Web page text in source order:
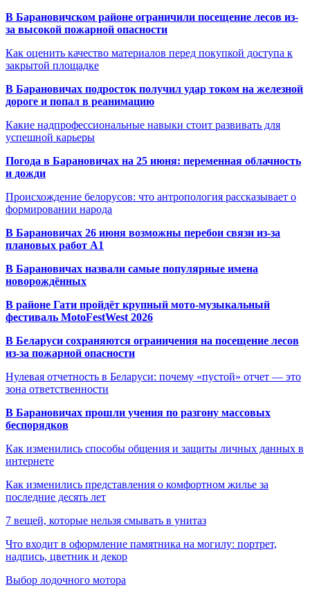
В Барановичском районе ограничили посещение лесов из-
за высокой пожарной опасности
Как оценить качество материалов перед покупкой доступа к
закрытой площадке
В Барановичах подросток получил удар током на железной
дороге и попал в реанимацию
Какие надпрофессиональные навыки стоит развивать для
успешной карьеры
Погода в Барановичах на 25 июня: переменная облачность
и дожди
Происхождение белорусов: что антропология рассказывает о
формировании народа
В Барановичах 26 июня возможны перебои связи из-за
плановых работ A1
В Барановичах назвали самые популярные имена
новорождённых
В районе Гати пройдёт крупный мото-музыкальный
фестиваль MotoFestWest 2026
В Беларуси сохраняются ограничения на посещение лесов
из-за пожарной опасности
Нулевая отчетность в Беларуси: почему «пустой» отчет — это
зона ответственности
В Барановичах прошли учения по разгону массовых
беспорядков
Как изменились способы общения и защиты личных данных в
интернете
Как изменились представления о комфортном жилье за
последние десять лет
7 вещей, которые нельзя смывать в унитаз
Что входит в оформление памятника на могилу: портрет,
надпись, цветник и декор
Выбор лодочного мотора